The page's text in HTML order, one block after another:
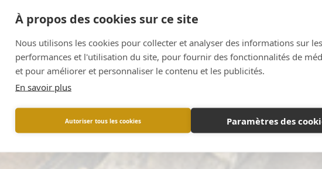
À propos des cookies sur ce site
Nous utilisons les cookies pour collecter et analyser des informations sur les
performances et l'utilisation du site, pour fournir des fonctionnalités de
et pour améliorer et personnaliser le contenu et les publicités.
En savoir plus
Autoriser tous les cookies Paramètres des